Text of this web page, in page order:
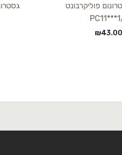
פוליקרבונט
1/
₪43.00